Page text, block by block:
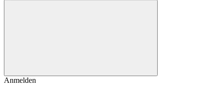
Anmelden